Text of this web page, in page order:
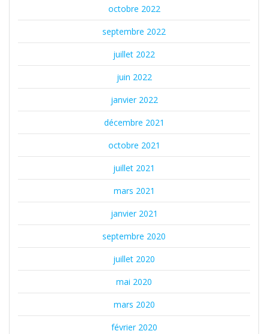
octobre 2022
septembre 2022
juillet 2022
juin 2022
janvier 2022
décembre 2021
octobre 2021
juillet 2021
mars 2021
janvier 2021
septembre 2020
juillet 2020
mai 2020
mars 2020
février 2020